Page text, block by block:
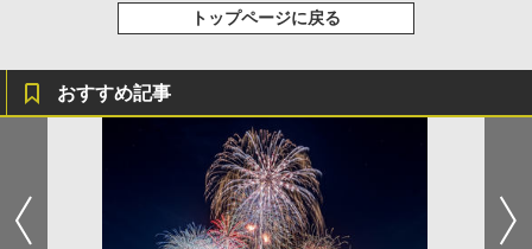
トップページに戻る
おすすめ記事